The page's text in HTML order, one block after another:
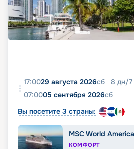
17:0029 августа 2026сб 8 дн/7
07:0005 сентября 2026сб
Вы посетите 3 страны:
MSC World America
КОМФОРТ